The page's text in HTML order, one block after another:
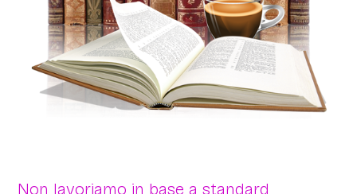
Non lavoriamo in base a standard